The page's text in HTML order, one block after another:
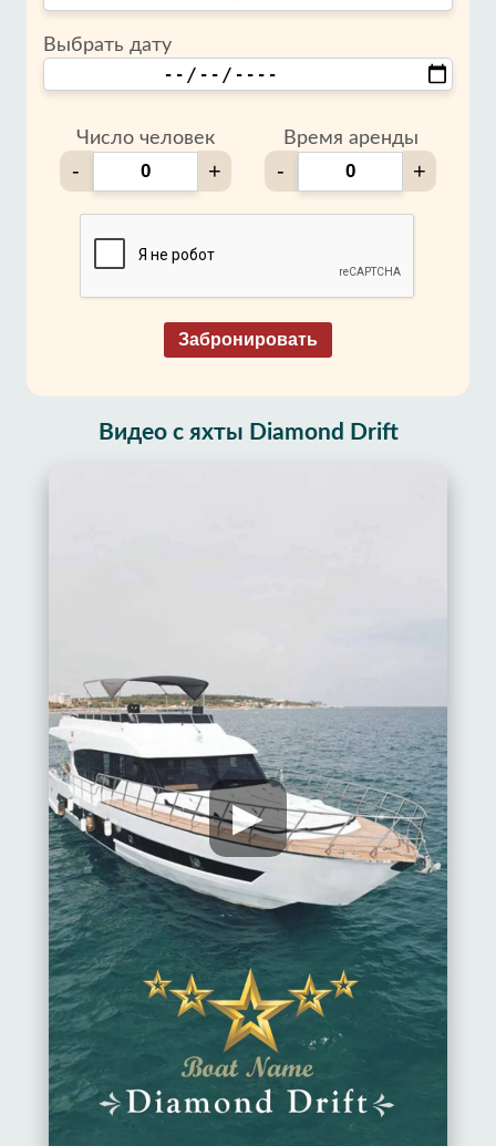
Главная
Районы
Алании
Выбрать дату
Число человек
- +
Время аренды
- +
Забронировать
Видео с яхты Diamond Drift
▶